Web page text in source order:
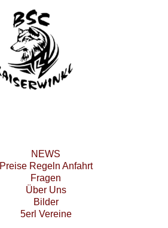
NEWS
Preise Regeln Anfahrt
Fragen
Über Uns
Bilder
5erl Vereine